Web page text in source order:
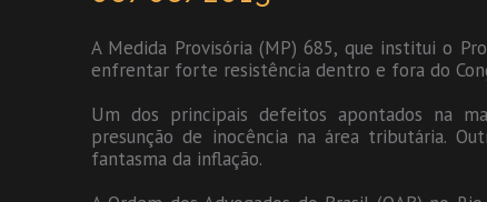
A Medida Provisória (MP) 685, que institui o
enfrentar forte resistência dentro e fora do
Um dos principais defeitos apontados na
presunção de inocência na área tributária.
fantasma da inflação.